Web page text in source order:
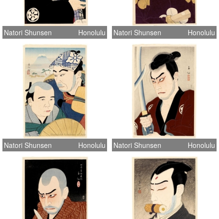
Natori Shunsen Honolulu Natori Shunsen Honolulu
Natori Shunsen Honolulu Natori Shunsen Honolulu